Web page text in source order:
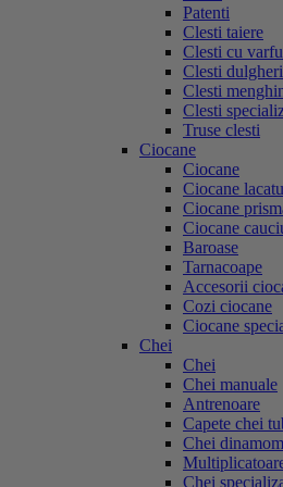
Patenti
Clesti taiere
Clesti cu
Clesti
Clesti
Clesti
Truse clesti
Ciocane
Ciocane
Ciocane
Ciocane
Ciocane
Baroase
Tarnacoape
Accesorii
Cozi ciocane
Ciocane
Chei
Chei
Chei manuale
Antrenoare
Capete chei
Chei
Chei